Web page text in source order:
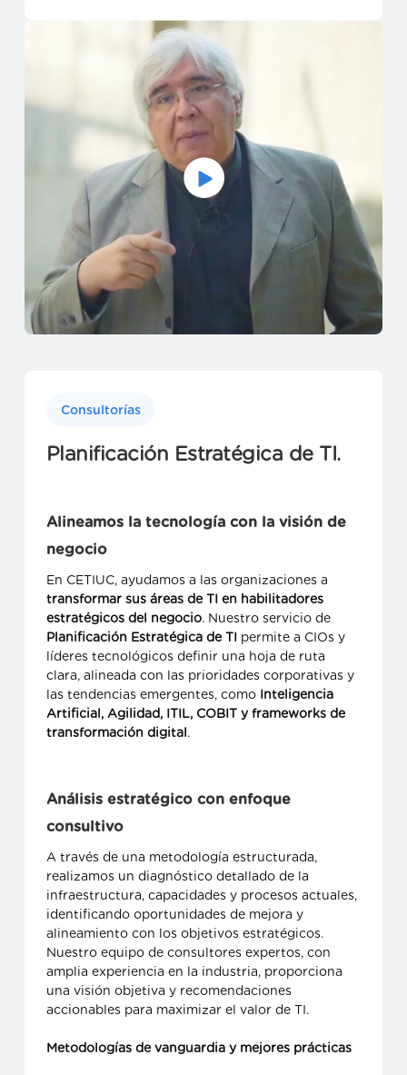
Consultor asociado CETIUC
Consultorías
Planificación Estratégica de TI.
Alineamos la tecnología con la visión de
negocio
En CETIUC, ayudamos a las organizaciones a
transformar sus áreas de TI en habilitadores
estratégicos del negocio. Nuestro servicio de
Planificación Estratégica de TIpermite a CIOs y
líderes tecnológicos definir una hoja de ruta
clara, alineada con las prioridades corporativas y
las tendencias emergentes, como Inteligencia
Artificial, Agilidad, ITIL, COBIT y frameworks de
transformación digital.
Análisis estratégico con enfoque
consultivo
A través de una metodología estructurada,
realizamos un diagnóstico detallado de la
infraestructura, capacidades y procesos actuales,
identificando oportunidades de mejora y
alineamiento con los objetivos estratégicos.
Nuestro equipo de consultores expertos, con
amplia experiencia en la industria, proporciona
una visión objetiva y recomendaciones
accionables para maximizar el valor de TI.
Metodologías de vanguardia y mejores prácticas